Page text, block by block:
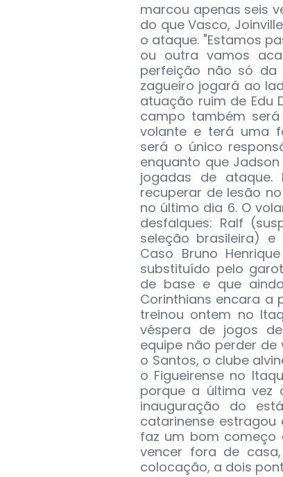
marcou apenas seis
do que Vasco,
o ataque. "Estamos
ou outra vamos
perfeição não só da
zagueiro jogará ao
atuação ruim de Edu
campo também
volante e terá uma
será o único
enquanto que
jogadas de ataque.
recuperar de lesão
no último dia 6. O
desfalques: Ralf
seleção brasileira) e
Caso Bruno
substituído pelo
de base e que
Corinthians encara a
treinou ontem no
véspera de jogos
equipe não perder
o Santos, o clube
o Figueirense no
porque a última vez
inauguração do
catarinense estragou
faz um bom começo
vencer fora de
colocação, a dois